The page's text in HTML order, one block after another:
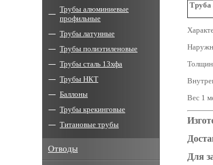
Труба
Вес 1
Для
Трубы алюминиевые
профильные
Трубы латунные
Трубы полиэтиленовые
Трубы сталь 13хфа
Трубы НКТ
Баллоны
Трубы крекинговые
Титановые трубы
Отводы